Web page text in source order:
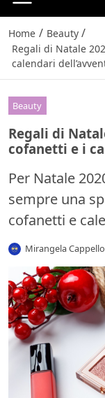
Home / Beauty /
Regali di Natale
calendari
Beauty
Regali di
cofanetti e i
Per Natale
sempre una
cofanetti e
Mirangela Cappello